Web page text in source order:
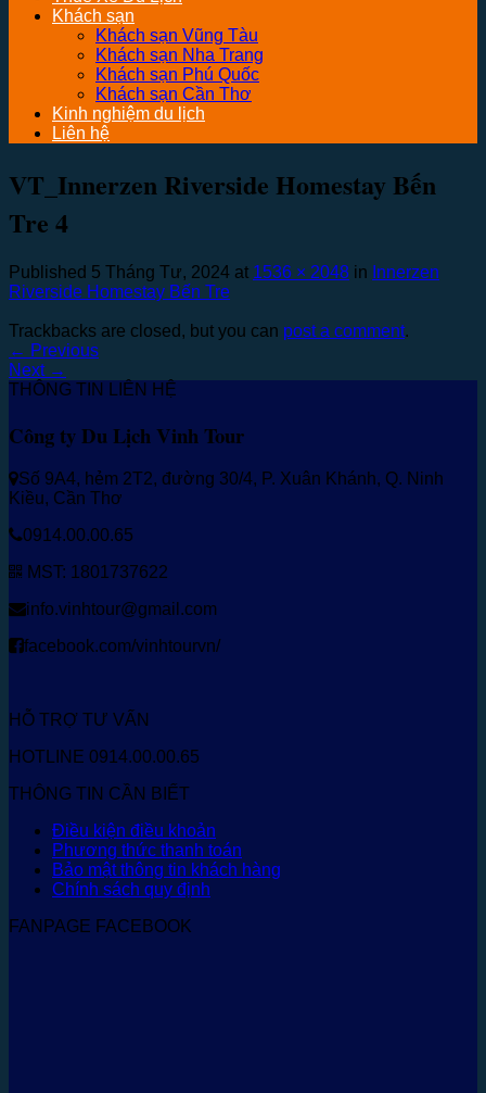
Khách sạn
Khách sạn Vũng Tàu
Khách sạn Nha Trang
Khách sạn Phú Quốc
Khách sạn Cần Thơ
Kinh nghiệm du lịch
Liên hệ
VT_Innerzen Riverside Homestay Bến
Tre 4
Published 5 Tháng Tư, 2024 at 1536 × 2048 in Innerzen
Riverside Homestay Bến Tre
Trackbacks are closed, but you can post a comment.
← Previous
Next →
THÔNG TIN LIÊN HỆ
Công ty Du Lịch Vinh Tour
Số 9A4, hẻm 2T2, đường 30/4, P. Xuân Khánh, Q. Ninh
Kiều, Cần Thơ
0914.00.00.65
MST: 1801737622
info.vinhtour@gmail.com
facebook.com/vinhtourvn/
HỖ TRỢ TƯ VẤN
HOTLINE 0914.00.00.65
THÔNG TIN CẦN BIẾT
Điều kiện điều khoản
Phương thức thanh toán
Bảo mật thông tin khách hàng
Chính sách quy định
FANPAGE FACEBOOK